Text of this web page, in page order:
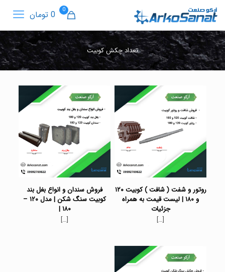
0 0 تومان
تعداد چکش کوبیت
روتور و شفت ( شافت ) کوبیت ۱۲۰
و ۱۸۰ | لیست قیمت به همراه
جزئیات
[…]
فروش سندان و انواع بغل بند
کوبیت سنگ شکن | مدل ۱۲۰ –
۱۸۰ |
[…]